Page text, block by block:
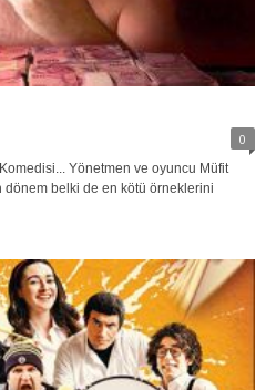
0
Yönetmen ve oyuncu Müfit
dönem belki de en kötü örneklerini